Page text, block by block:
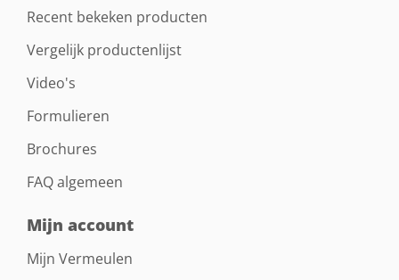
Recent bekeken producten
Vergelijk productenlijst
Video's
Formulieren
Brochures
FAQ algemeen
Mijn account
Mijn Vermeulen